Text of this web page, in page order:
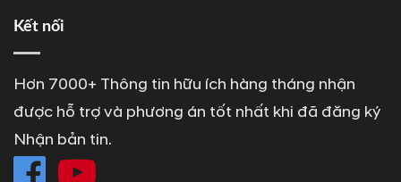
Kết nối
Hơn 7000+ Thông tin hữu ích hàng tháng nhận
được hỗ trợ và phương án tốt nhất khi đã đăng ký
Nhận bản tin.